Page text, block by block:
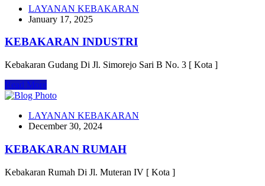
LAYANAN KEBAKARAN
January 17, 2025
KEBAKARAN INDUSTRI
Kebakaran Gudang Di Jl. Simorejo Sari B No. 3 [ Kota ]
Read More
LAYANAN KEBAKARAN
December 30, 2024
KEBAKARAN RUMAH
Kebakaran Rumah Di Jl. Muteran IV [ Kota ]